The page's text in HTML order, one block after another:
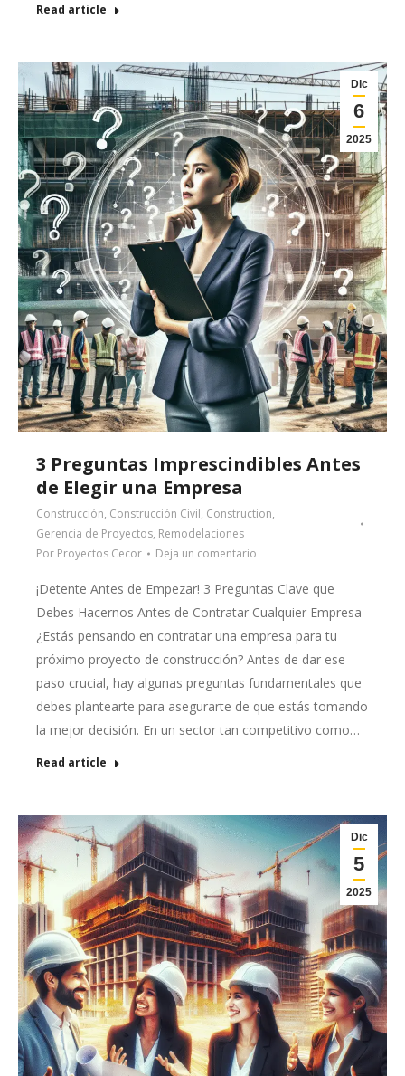
Read article
Dic
6
2025
3 Preguntas Imprescindibles Antes
de Elegir una Empresa
Construcción, Construcción Civil, Construction,
Gerencia de Proyectos, Remodelaciones
Por Proyectos Cecor Deja un comentario
¡Detente Antes de Empezar! 3 Preguntas Clave que
Debes Hacernos Antes de Contratar Cualquier Empresa
¿Estás pensando en contratar una empresa para tu
próximo proyecto de construcción? Antes de dar ese
paso crucial, hay algunas preguntas fundamentales que
debes plantearte para asegurarte de que estás tomando
la mejor decisión. En un sector tan competitivo como…
Read article
Dic
5
2025